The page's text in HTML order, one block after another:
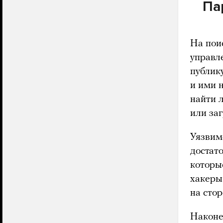
На
и ими
найти
или
на